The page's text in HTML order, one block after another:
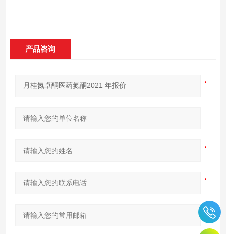
产品咨询